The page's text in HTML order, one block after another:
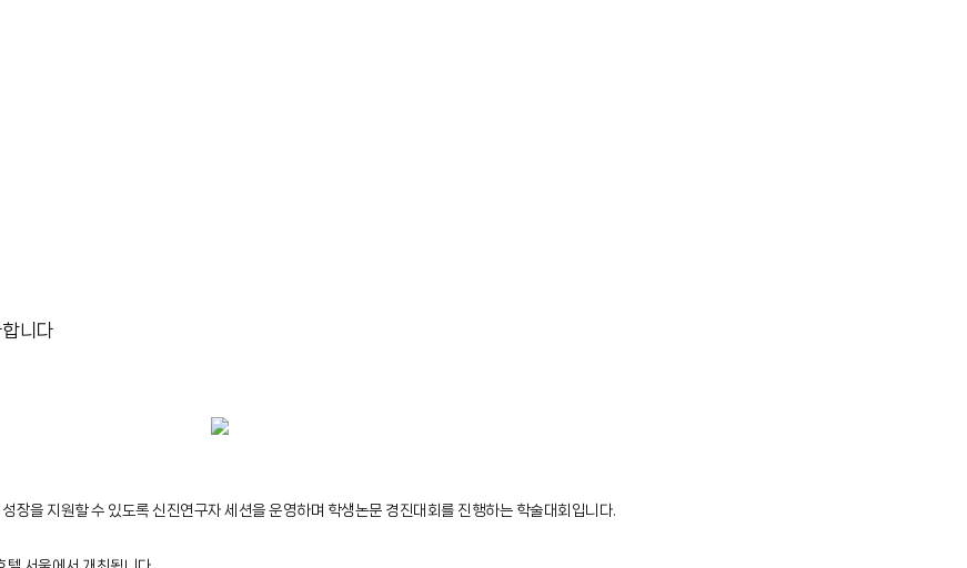
니다
장을 지원할 수 있도록 신진연구자 세션을 운영하며 학생논문 경진대회를 진행하는 학술대회입니다.